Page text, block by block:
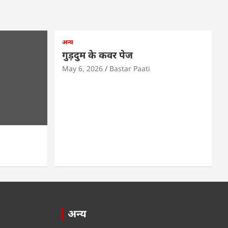
अन्य
गुड़दुम के कवर पेज
May 6, 2026 Bastar Paati
अन्य